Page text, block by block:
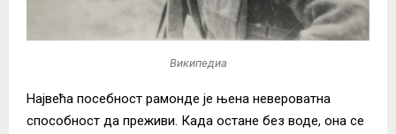
Википедиа
Највећа посебност рамонде је њена невероватна
способност да преживи. Када остане без воде, она се